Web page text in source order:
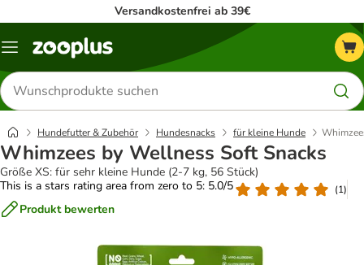
Versandkostenfrei ab 39€
Menü
Produkte
suchen
Hundefutter & Zubehör Hundesnacks für kleine Hunde
Whimzees by Wellness Soft Snacks
Größe XS: für sehr kleine Hunde (2-7 kg, 56 Stück)
This is a stars rating area from zero to 5: 5.0/5
(1)
Produkt bewerten